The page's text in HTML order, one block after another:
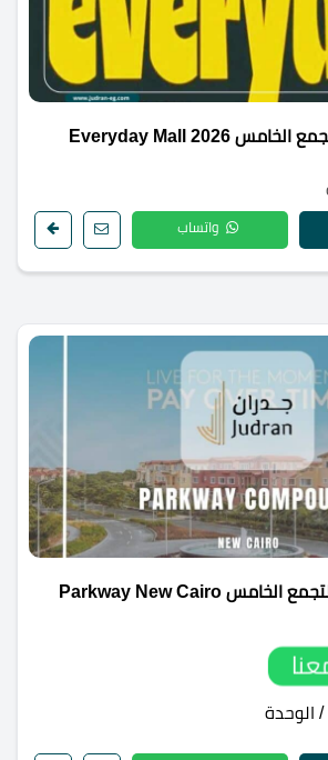
مول ايفري داي التجمع الخامس 2026 Everyday Mall
واتساب
كمبوند بارك واي التجمع الخامس Parkway New Cairo
/ الوحدة